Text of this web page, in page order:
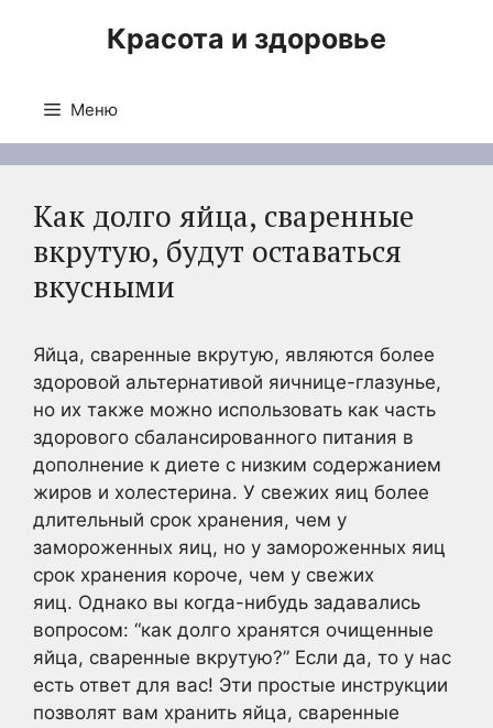
Красота и здоровье
Меню
Как долго яйца, сваренные
вкрутую, будут оставаться
вкусными
Яйца, сваренные вкрутую, являются более
здоровой альтернативой яичнице-глазунье,
но их также можно использовать как часть
здорового сбалансированного питания в
дополнение к диете с низким содержанием
жиров и холестерина. У свежих яиц более
длительный срок хранения, чем у
замороженных яиц, но у замороженных яиц
срок хранения короче, чем у свежих
яиц. Однако вы когда-нибудь задавались
вопросом: “как долго хранятся очищенные
яйца, сваренные вкрутую?” Если да, то у нас
есть ответ для вас! Эти простые инструкции
позволят вам хранить яйца, сваренные